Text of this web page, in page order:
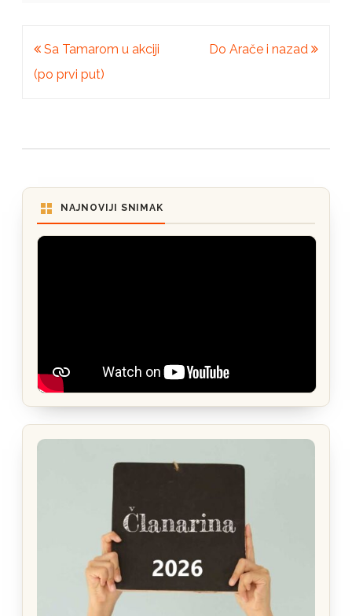
Kretanje
članka
Sa Tamarom u akciji
(po prvi put)
Do Arače i nazad
NAJNOVIJI SNIMAK